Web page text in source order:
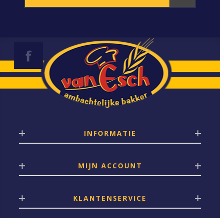
INFORMATIE
MIJN ACCOUNT
KLANTENSERVICE